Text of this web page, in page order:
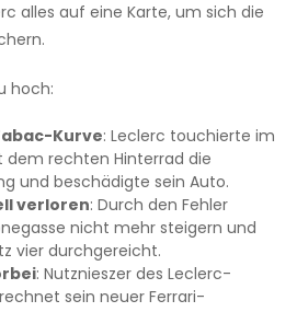
alles auf eine Karte, um sich die
hoch:
Kurve: Leclerc touchierte im
rechten Hinterrad die
und beschädigte sein Auto.
verloren: Durch den Fehler
nicht mehr steigern und
vier durchgereicht.
: Nutznieszer des Leclerc-
sein neuer Ferrari-